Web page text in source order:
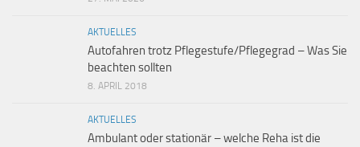
AKTUELLES
Autofahren trotz Pflegestufe/Pflegegrad – Was Sie
beachten sollten
8. APRIL 2018
AKTUELLES
Ambulant oder stationär – welche Reha ist die